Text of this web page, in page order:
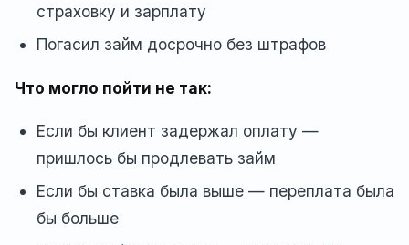
страховку и зарплату
Погасил займ досрочно без штрафов
Что могло пойти не так:
Если бы клиент задержал оплату —
пришлось бы продлевать займ
Если бы ставка была выше — переплата была
бы больше